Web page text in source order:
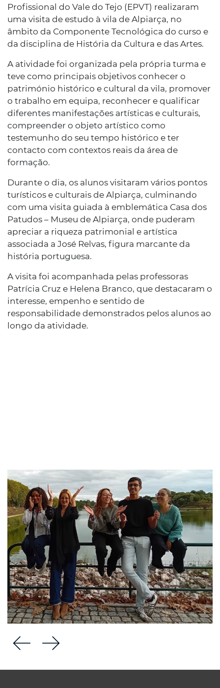
Profissional do Vale do Tejo (EPVT) realizaram
uma visita de estudo à vila de Alpiarça, no
âmbito da Componente Tecnológica do curso e
da disciplina de História da Cultura e das Artes.
A atividade foi organizada pela própria turma e
teve como principais objetivos conhecer o
património histórico e cultural da vila, promover
o trabalho em equipa, reconhecer e qualificar
diferentes manifestações artísticas e culturais,
compreender o objeto artístico como
testemunho do seu tempo histórico e ter
contacto com contextos reais da área de
formação.
Durante o dia, os alunos visitaram vários pontos
turísticos e culturais de Alpiarça, culminando
com uma visita guiada à emblemática Casa dos
Patudos – Museu de Alpiarça, onde puderam
apreciar a riqueza patrimonial e artística
associada a José Relvas, figura marcante da
história portuguesa.
A visita foi acompanhada pelas professoras
Patrícia Cruz e Helena Branco, que destacaram o
interesse, empenho e sentido de
responsabilidade demonstrados pelos alunos ao
longo da atividade.